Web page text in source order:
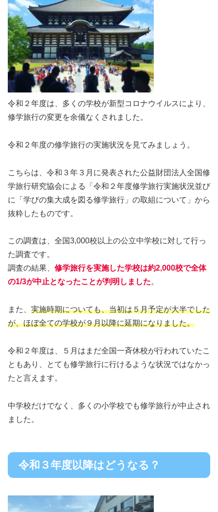
令和２年度は、多くの学校が新型コロナウイルスにより、
修学旅行の変更を余儀なくされました。
令和２年度の修学旅行の実施状況を見てみましょう。
こちらは、令和３年３月に発表された公益財団法人全国修
学旅行研究協会による「令和２年度修学旅行実施状況並び
に「学びの集大成を図る修学旅行」の取組について」から
抜粋したものです。
この調査は、全国3,000校以上の公立中学校に対して行っ
た調査です。
調査の結果、 修学旅行を実施した学校は約2,000校で全体
の1/3が中止となったことが判明しました。
また、 実施時期についても、当初は５月予定が大半でした
が、ほぼ全ての学校が９月以降に延期になりました。
令和２年度は、５月はまだ全国一斉休校が行われていたこ
ともあり、とても修学旅行に行けるような状況ではなかっ
たと言えます。
中学校だけでなく、多くの小学校でも修学旅行が中止され
ました。
令和３年度以降はどうなる？